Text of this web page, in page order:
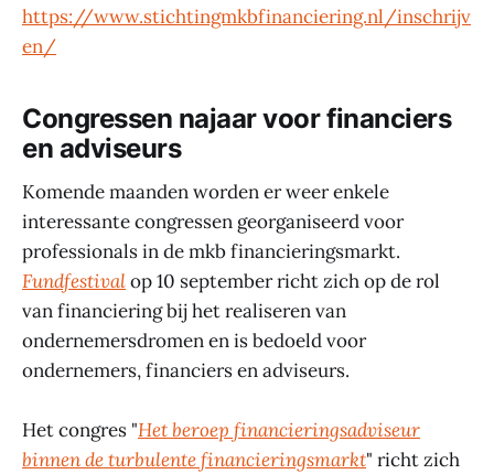
https://www.stichtingmkbfinanciering.nl/inschrijv
en/
Congressen najaar voor financiers
en adviseurs
Komende maanden worden er weer enkele
interessante congressen georganiseerd voor
professionals in de mkb financieringsmarkt.
Fundfestivalop 10 september richt zich op de rol
van financiering bij het realiseren van
ondernemersdromen en is bedoeld voor
ondernemers, financiers en adviseurs.
Het congres "Het beroep financieringsadviseur
binnen de turbulente financieringsmarkt" richt zich